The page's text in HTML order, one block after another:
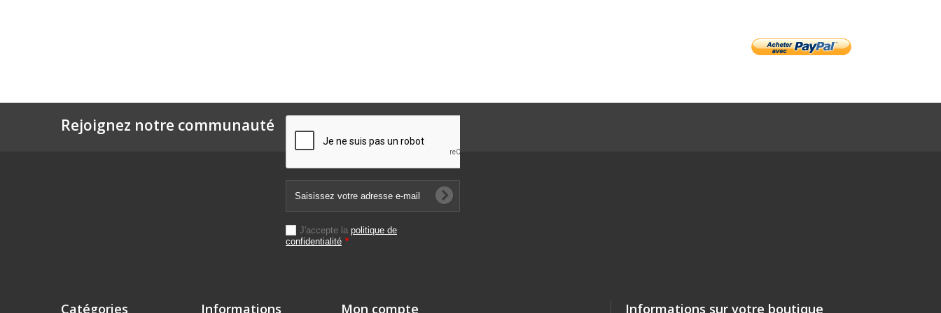
Rejoignez notre communauté
J'accepte la politique de
confidentialité *
Catégories Informations Mon compte Informations sur votre boutique